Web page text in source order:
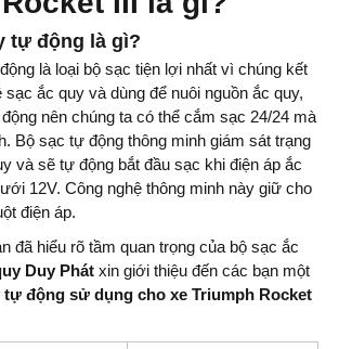
tự động là gì?
là loại bộ sạc tiện lợi nhất vì chúng kết
ắc quy và dùng để nuôi nguồn ắc quy,
nên chúng ta có thể cắm sạc 24/24 mà
Bộ sạc tự động thông minh giám sát trạng
và sẽ tự động bắt đầu sạc khi điện áp ắc
12V. Công nghệ thông minh này giữ cho
điện áp.
đã hiểu rõ tầm quan trọng của bộ sạc ắc
Duy Phát xin giới thiệu đến các bạn một
tự động sử dụng cho xe Triumph Rocket